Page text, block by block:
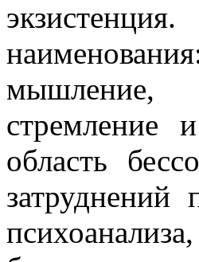
мышление,
стремление
область